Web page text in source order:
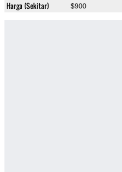
Harga (Sekitar) $900